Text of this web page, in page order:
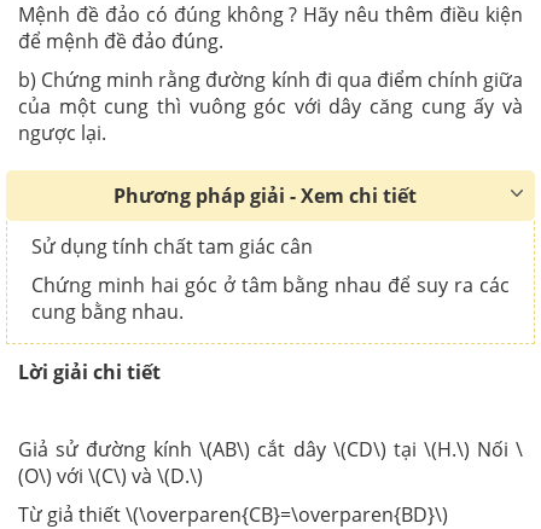
Mệnh đề đảo có đúng không ? Hãy nêu thêm điều kiện
để mệnh đề đảo đúng.
b) Chứng minh rằng đường kính đi qua điểm chính giữa
của một cung thì vuông góc với dây căng cung ấy và
ngược lại.
Phương pháp giải - Xem chi tiết
Sử dụng tính chất tam giác cân
Chứng minh hai góc ở tâm bằng nhau để suy ra các
cung bằng nhau.
Lời giải chi tiết
Giả sử đường kính \(AB\) cắt dây \(CD\) tại \(H.\) Nối \
(O\) với \(C\) và \(D.\)
Từ giả thiết \(\overparen{CB}=\overparen{BD}\)